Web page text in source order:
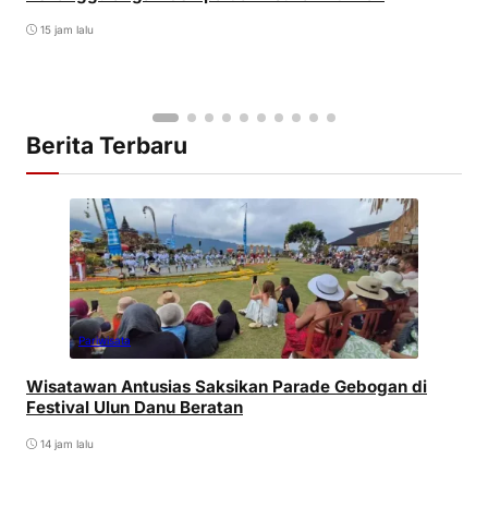
15 jam lalu
Berita Terbaru
Pariwisata
Wisatawan Antusias Saksikan Parade Gebogan di
Festival Ulun Danu Beratan
14 jam lalu